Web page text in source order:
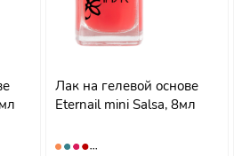
Лак на гелевой основе
Eternail mini Salsa, 8мл